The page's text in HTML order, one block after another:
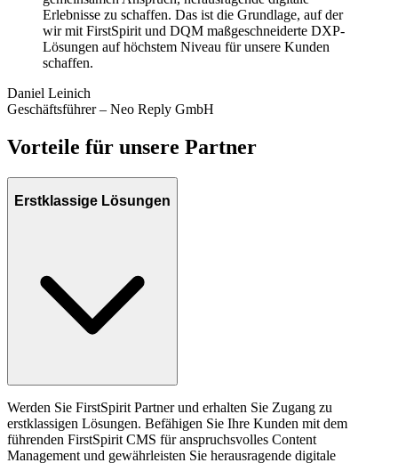
Erlebnisse zu schaffen. Das ist die Grundlage, auf der
wir mit FirstSpirit und DQM maßgeschneiderte DXP-
Lösungen auf höchstem Niveau für unsere Kunden
schaffen.
Daniel Leinich
Geschäftsführer – Neo Reply GmbH
Vorteile für unsere Partner
Erstklassige Lösungen
Werden Sie FirstSpirit Partner und erhalten Sie Zugang zu
erstklassigen Lösungen. Befähigen Sie Ihre Kunden mit dem
führenden FirstSpirit CMS für anspruchsvolles Content
Management und gewährleisten Sie herausragende digitale